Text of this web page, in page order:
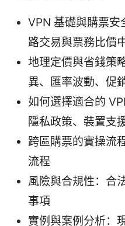
VPN 基礎與購票安
路交易與票務比價
地理定價與省錢策
異、匯率波動、促
如何選擇適合的
隱私政策、裝置支
跨區購票的實操流
流程
風險與合規性：合
事項
實例與案例分析：